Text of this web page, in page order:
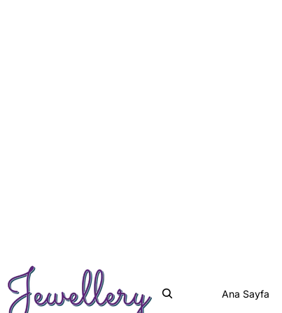
Ana Sayfa